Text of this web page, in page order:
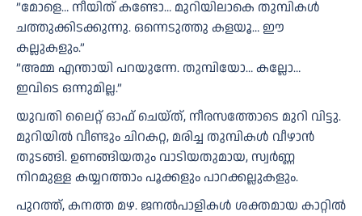
”മോളെ… നീയിത് കണ്ടോ… മുറിയിലാകെ തുമ്പികൾ
ചത്തുക്കിടക്കുന്നു. ഒന്നെടുത്തു കളയൂ… ഈ
കല്ലുകളും.”
”അമ്മ എന്തായി പറയുന്നേ. തുമ്പിയോ… കല്ലോ…
ഇവിടെ ഒന്നുമില്ല.”
യുവതി ലൈറ്റ് ഓഫ് ചെയ്ത്, നീരസത്തോടെ മുറി വിട്ടു.
മുറിയിൽ വീണ്ടും ചിറകറ്റ, മരിച്ച തുമ്പികൾ വീഴാൻ
തുടങ്ങി. ഉണങ്ങിയതും വാടിയതുമായ, സ്വർണ്ണ
നിറമുള്ള കയ്യറത്താം പൂക്കളും പാറക്കല്ലുകളും.
പുറത്ത്, കനത്ത മഴ. ജനൽപാളികൾ ശക്തമായ കാറ്റിൽ